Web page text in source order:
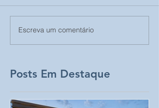
Escreva um comentário
Posts Em Destaque